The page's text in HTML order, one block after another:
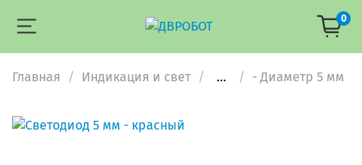
0
Главная Индикация и свет ... - Диаметр 5 мм